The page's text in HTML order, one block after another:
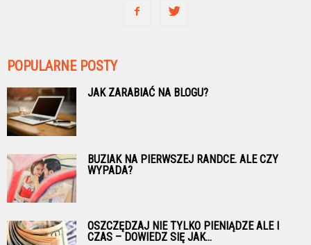
POPULARNE POSTY
JAK ZARABIAĆ NA BLOGU?
BUZIAK NA PIERWSZEJ RANDCE. ALE CZY
WYPADA?
OSZCZĘDZAJ NIE TYLKO PIENIĄDZE ALE I
CZAS – DOWIEDZ SIĘ JAK...